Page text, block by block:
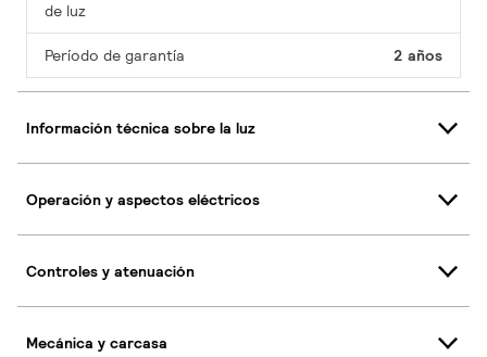
de luz
Período de garantía 2 años
Información técnica sobre la luz
Operación y aspectos eléctricos
Controles y atenuación
Mecánica y carcasa